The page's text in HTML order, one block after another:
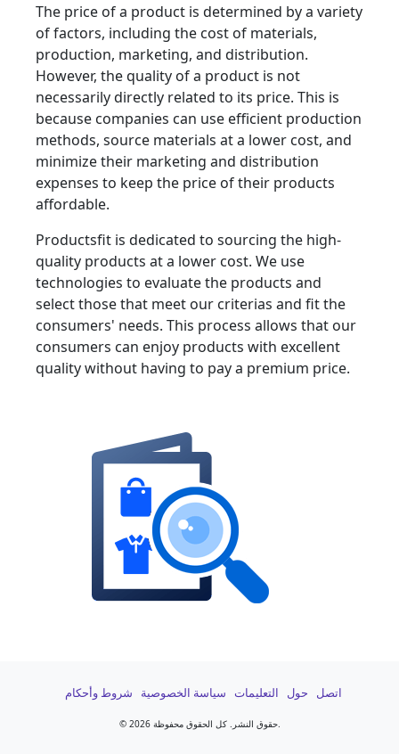
The price of a product is determined by a variety
of factors, including the cost of materials,
production, marketing, and distribution.
However, the quality of a product is not
necessarily directly related to its price. This is
because companies can use efficient production
methods, source materials at a lower cost, and
minimize their marketing and distribution
expenses to keep the price of their products
affordable.
Productsfit is dedicated to sourcing the high-
quality products at a lower cost. We use
technologies to evaluate the products and
select those that meet our criterias and fit the
consumers' needs. This process allows that our
consumers can enjoy products with excellent
quality without having to pay a premium price.
شروط وأحكام سياسة الخصوصية التعليمات حول اتصل
© 2026 حقوق النشر. كل الحقوق محفوظة.